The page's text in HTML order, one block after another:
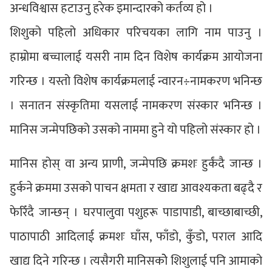
अन्धविश्वास हटाउनु हरेक इमान्दारको कर्तव्य हो ।
शिशुको पहिलो अधिकार परिचयका लागि नाम पाउनु ।
हाम्रोमा बच्चालाई यसरी नाम दिन विशेष कार्यक्रम आयोजना
गरिन्छ । यस्तो विशेष कार्यक्रमलाई न्वारन÷नामकरण भनिन्छ
। सनातन संस्कृतिमा यसलाई नामकरण संस्कार भनिन्छ ।
मानिस जन्मेपछिको उसको नाममा हुने यो पहिलो संस्कार हो ।
मानिस होस् वा अन्य प्राणी, जन्मेपछि क्रमशः हुर्कंदै जान्छ ।
हुर्कने क्रममा उसको पाचन क्षमता र खाद्य आवश्यकता बढ्दै र
फेरिँदै जान्छन् । घरपालुवा पशुहरू पाडापाडी, बाच्छाबाच्छी,
पाठापाठी आदिलाई क्रमशः घाँस, फाँडो, कुँडो, पराल आदि
खाद्य दिने गरिन्छ । त्यसैगरी मानिसकोे शिशुलाई पनि आमाको